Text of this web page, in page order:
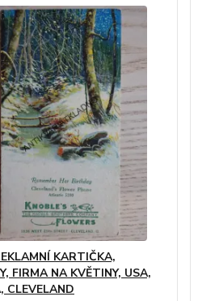
KARTIČKA,
FIRMA NA KVĚTINY, USA,
CLEVELAND